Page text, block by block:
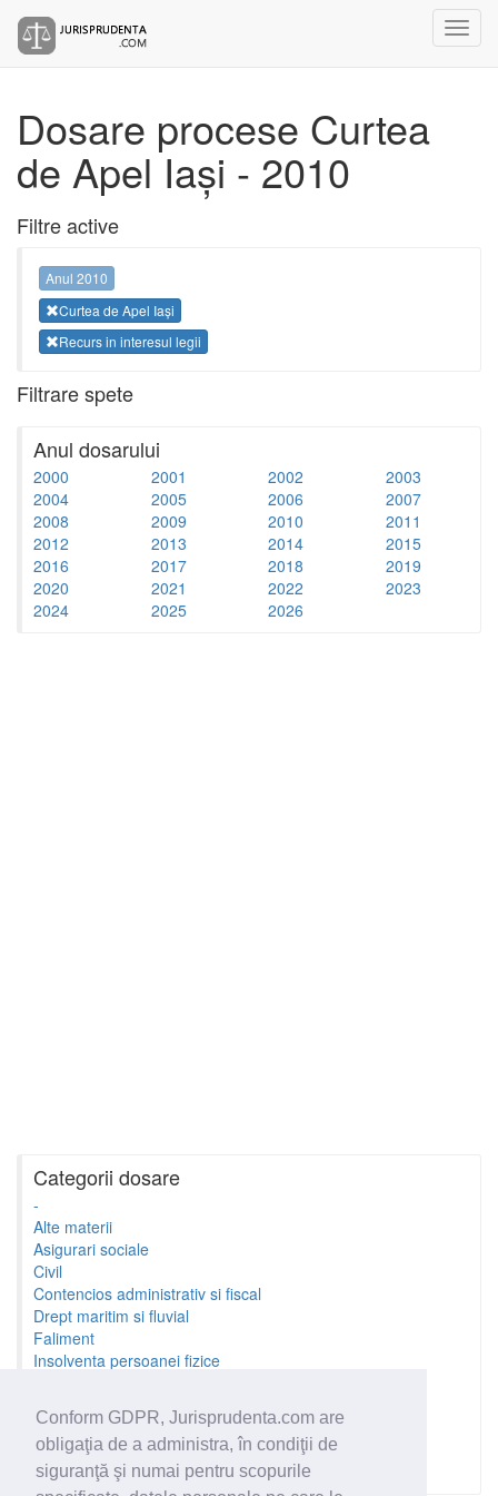
Conform GDPR, Jurisprudenta.com are
obligaţia de a administra, în condiţii de
siguranţă şi numai pentru scopurile
Dosare procese Curtea
de Apel Iași - 2010
Filtre active
Anul 2010
Curtea de Apel Iași
Recurs in interesul legii
Filtrare spete
Anul dosarului
2000 2001 2002
2003
2004
2005 2006
2007
2008
2009 2010
2011
2012
2013 2014
2015
2016
2017 2018
2019
2020
2021 2022
2023
2024
2025 2026
Categorii dosare
-
Alte materii
Asigurari sociale
Civil
Contencios administrativ si fiscal
Drept maritim si fluvial
Faliment
Insolventa persoanei fizice
Minori si familie
Penal
Proprietate Intelectuala